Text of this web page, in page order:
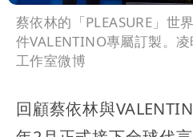
蔡依林的「PLEASURE」世
件VALENTINO專屬訂製。
工作室微博
回顧蔡依林與